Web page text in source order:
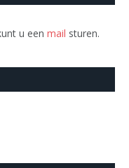
u een mail sturen.